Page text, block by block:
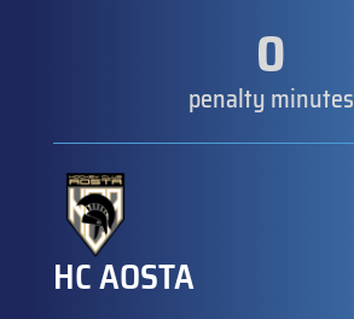
0
penalty minutes
HC AOSTA